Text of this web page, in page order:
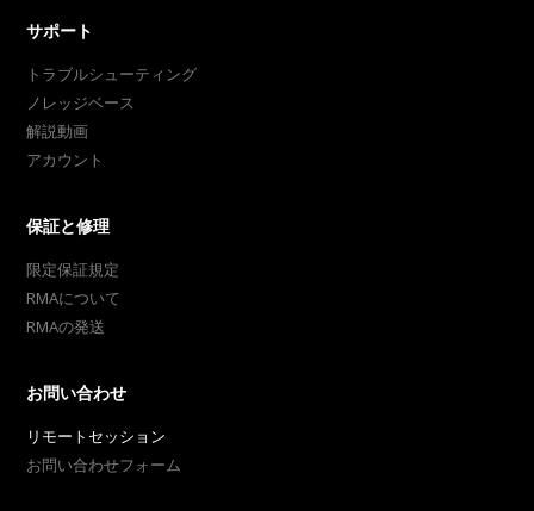
サポート
トラブルシューティング
ノレッジベース
解説動画
アカウント
保証と修理
限定保証規定
RMAについて
RMAの発送
お問い合わせ
リモートセッション
お問い合わせフォーム